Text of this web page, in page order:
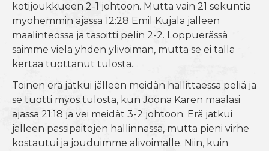
kotijoukkueen 2-1 johtoon. Mutta vain 21 sekuntia
myöhemmin ajassa 12:28 Emil Kujala jälleen
maalinteossa ja tasoitti pelin 2-2. Loppuerässä
saimme vielä yhden ylivoiman, mutta se ei tällä
kertaa tuottanut tulosta.
Toinen erä jatkui jälleen meidän hallittaessa peliä ja
se tuotti myös tulosta, kun Joona Karen maalasi
ajassa 21:18 ja vei meidät 3-2 johtoon. Erä jatkui
jälleen pässipaitojen hallinnassa, mutta pieni virhe
kostautui ja jouduimme alivoimalle. Niin, kuin